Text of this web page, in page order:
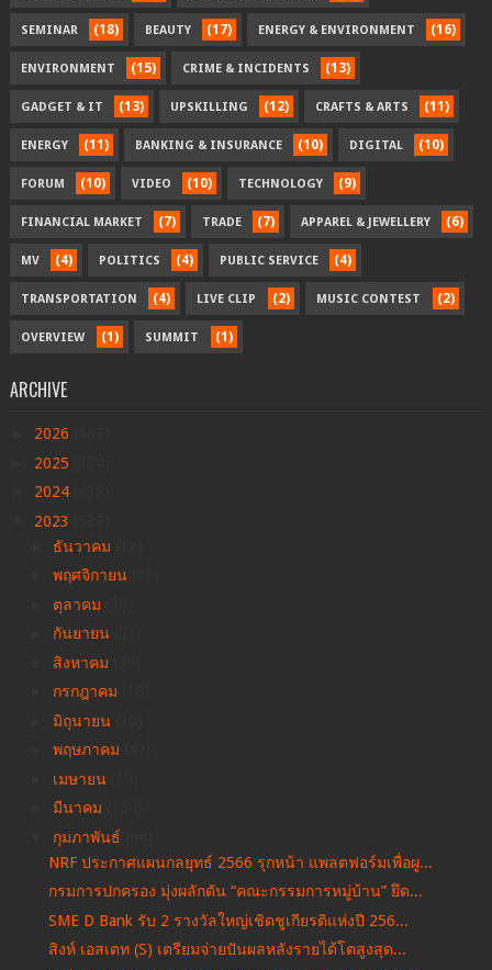
SEMINAR (18) BEAUTY (17) ENERGY & ENVIRONMENT (16)
ENVIRONMENT (15) CRIME & INCIDENTS (13)
GADGET & IT (13) UPSKILLING (12) CRAFTS & ARTS (11)
ENERGY (11) BANKING & INSURANCE (10) DIGITAL (10)
FORUM (10) VIDEO (10) TECHNOLOGY (9)
FINANCIAL MARKET (7) TRADE (7) APPAREL & JEWELLERY (6)
MV (4) POLITICS (4) PUBLIC SERVICE (4)
TRANSPORTATION (4) LIVE CLIP (2) MUSIC CONTEST (2)
OVERVIEW (1) SUMMIT (1)
ARCHIVE
2026
2025
2024
2023
ธันวาคม
พฤศจิกายน
ตุลาคม
กันยายน
สิงหาคม
กรกฎาคม
มิถุนายน
พฤษภาคม
เมษายน
มีนาคม
กุมภาพันธ์
NRF ประกาศแผนกลยุทธ์ 2566 รุกหน้า แพลตฟอร์มเพื่อผู...
กรมการปกครอง มุ่งผลักดัน “คณะกรรมการหมู่บ้าน” ยึด...
SME D Bank รับ 2 รางวัลใหญ่เชิดชูเกียรติแห่งปี 256...
สิงห์ เอสเตท (S) เตรียมจ่ายปันผลหลังรายได้โตสูงสุด...